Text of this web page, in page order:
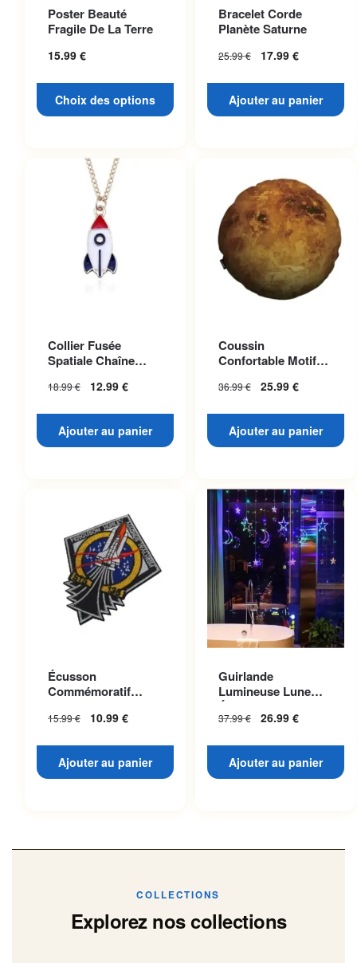
Poster Beauté
Fragile De La Terre
15.99 €
Choix des options
variations. Les options
peuvent être choisies sur la
page du produit
Bracelet Corde
Planète Saturne
25.99€ 17.99 €
Ajouter au panier
Collier Fusée
Spatiale Chaîne
18.99€ 12.99 €
Ajouter au panier
Coussin
Confortable Motif
36.99€ 25.99 €
Ajouter au panier
Écusson
Commémoratif
15.99€ 10.99 €
Ajouter au panier
Guirlande
Lumineuse Lune
Étoilée
37.99€ 26.99 €
Ajouter au panier
COLLECTIONS
Explorez nos collections